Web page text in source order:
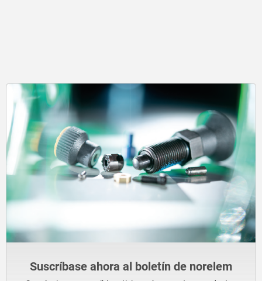
Suscríbase ahora al boletín de norelem